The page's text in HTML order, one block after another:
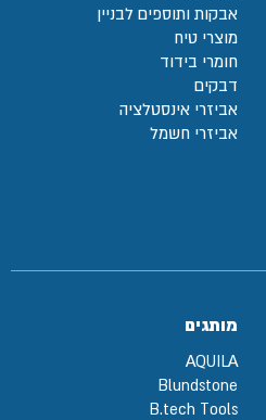
אבקות ותוספים לבניין
מוצרי טיח
חומרי בידוד
דבקים
אביזרי אינסטלציה
אביזרי חשמל
מותגים
AQUILA
Blundstone
B.tech Tools